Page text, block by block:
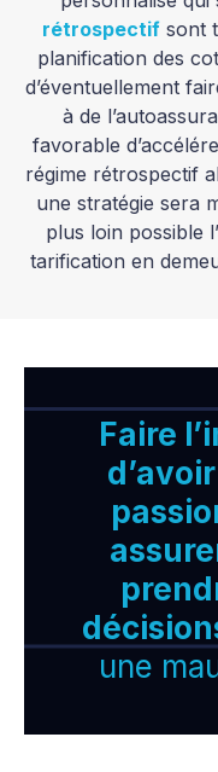
rétrospectifsont
planification des
d’éventuellement
à de
favorable
régime rétrospectif
une stratégie sera
plus loin possible
tarification en
Faire
une